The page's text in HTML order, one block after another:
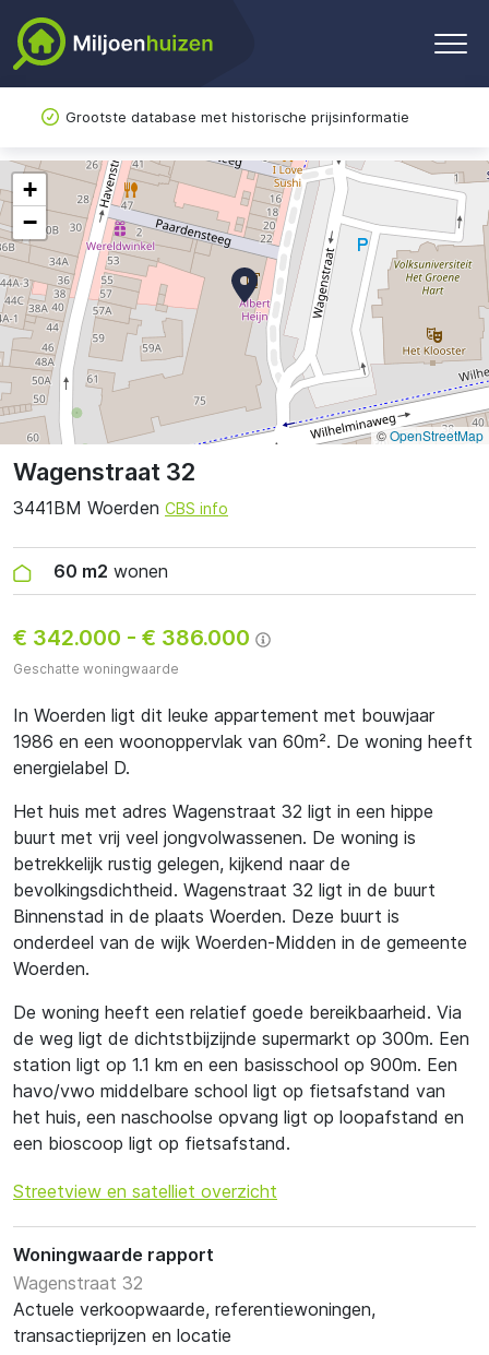
Grootste database met historische prijsinformatie
Wagenstraat 32
3441BM Woerden CBS info
60 m2 wonen
€ 342.000 - € 386.000
Geschatte woningwaarde
In Woerden ligt dit leuke appartement met bouwjaar
1986 en een woonoppervlak van 60m². De woning heeft
energielabel D.
Het huis met adres Wagenstraat 32 ligt in een hippe
buurt met vrij veel jongvolwassenen. De woning is
betrekkelijk rustig gelegen, kijkend naar de
bevolkingsdichtheid. Wagenstraat 32 ligt in de buurt
Binnenstad in de plaats Woerden. Deze buurt is
onderdeel van de wijk Woerden-Midden in de gemeente
Woerden.
De woning heeft een relatief goede bereikbaarheid. Via
de weg ligt de dichtstbijzijnde supermarkt op 300m. Een
station ligt op 1.1 km en een basisschool op 900m. Een
havo/vwo middelbare school ligt op fietsafstand van
het huis, een naschoolse opvang ligt op loopafstand en
een bioscoop ligt op fietsafstand.
Streetview en satelliet overzicht
Woningwaarde rapport
Wagenstraat 32
Actuele verkoopwaarde, referentiewoningen,
transactieprijzen en locatie
+
−
©OpenStreetMap